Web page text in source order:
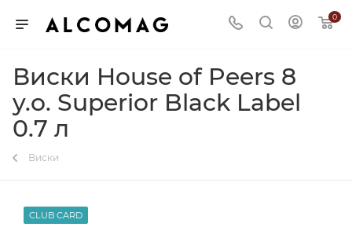
0
Виски House of Peers 8
y.o. Superior Black Label
0.7 л
Виски
CLUB CARD